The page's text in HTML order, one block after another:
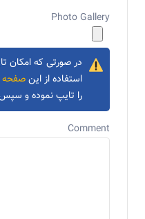
Photo Gallery
در صورتی که امکان
استفاده از اینصفحه
را تایپ نموده و سپس
Comment